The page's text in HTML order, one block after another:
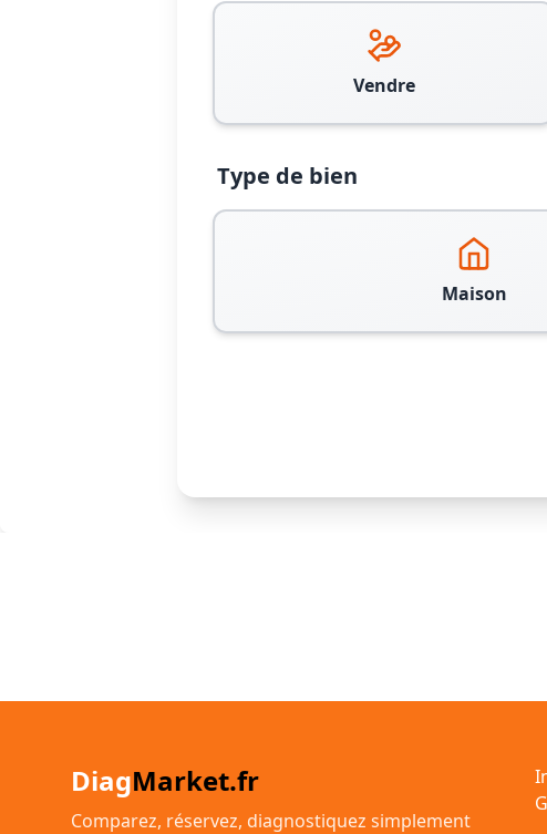
Vendre
Type de bien
Maison
DiagMarket.fr
Comparez, réservez, diagnostiquez simplement